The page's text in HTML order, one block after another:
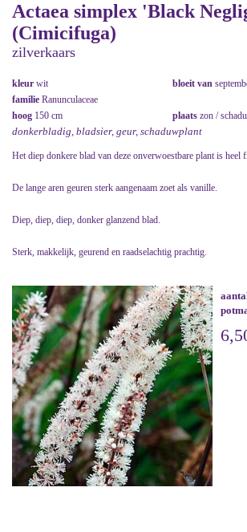
Actaea simplex 'Black
(Cimicifuga)
zilverkaars
kleur wit bloeit van
familie Ranunculaceae
hoog 150 cm plaats zon /
donkerbladig, bladsier, geur, schaduwplant
Het diep donkere blad van deze onverwoestbare plant is heel
De lange aren geuren sterk aangenaam zoet als vanille.
Diep, diep, diep, donker glanzend blad.
Sterk, makkelijk, geurend en raadselachtig prachtig.